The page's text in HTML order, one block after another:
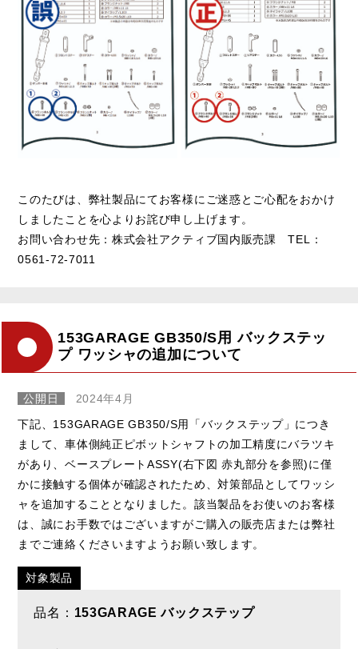
このたびは、弊社製品にてお客様にご迷惑とご心配をおかけ
しましたことを心よりお詫び申し上げます。
お問い合わせ先：株式会社アクティブ国内販売課 TEL：
0561-72-7011
153GARAGE GB350/S用 バックステッ
プ ワッシャの追加について
公開日
2024年4月
下記、153GARAGE GB350/S用「バックステップ」につき
まして、車体側純正ピボットシャフトの加工精度にバラツキ
があり、ベースプレートASSY(右下図 赤丸部分を参照)に僅
かに接触する個体が確認されたため、対策部品としてワッシ
ャを追加することとなりました。該当製品をお使いのお客様
は、誠にお手数ではございますがご購入の販売店または弊社
までご連絡くださいますようお願い致します。
対象製品
品名： 153GARAGE バックステップ